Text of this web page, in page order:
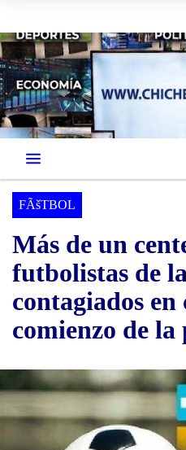
FÃšTBOL
Más de un
futbolistas de
contagiados
comienzo de